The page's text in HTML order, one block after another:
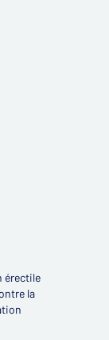
érectile
la